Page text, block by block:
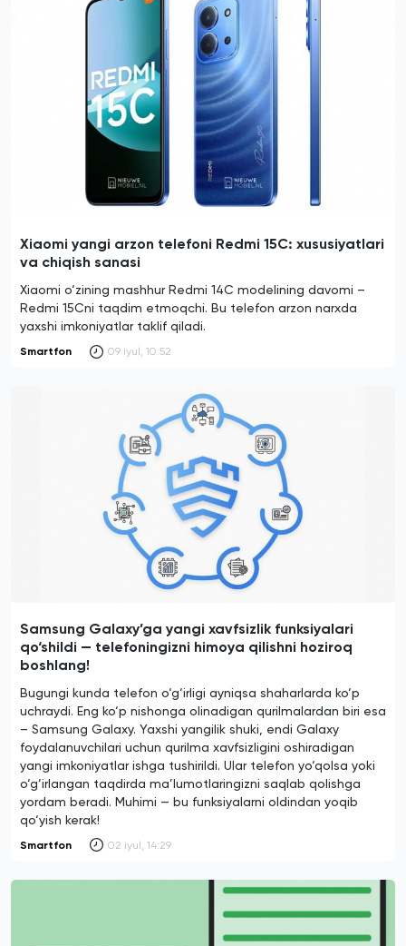
Xiaomi yangi arzon telefoni Redmi 15C: xususiyatlari
va chiqish sanasi
Xiaomi o‘zining mashhur Redmi 14C modelining davomi –
Redmi 15Cni taqdim etmoqchi. Bu telefon arzon narxda
yaxshi imkoniyatlar taklif qiladi.
Smartfon 09 iyul, 10:52
Samsung Galaxy’ga yangi xavfsizlik funksiyalari
qo‘shildi — telefoningizni himoya qilishni hoziroq
boshlang!
Bugungi kunda telefon o‘g‘irligi ayniqsa shaharlarda ko‘p
uchraydi. Eng ko‘p nishonga olinadigan qurilmalardan biri esa
– Samsung Galaxy. Yaxshi yangilik shuki, endi Galaxy
foydalanuvchilari uchun qurilma xavfsizligini oshiradigan
yangi imkoniyatlar ishga tushirildi. Ular telefon yo‘qolsa yoki
o‘g‘irlangan taqdirda ma’lumotlaringizni saqlab qolishga
yordam beradi. Muhimi — bu funksiyalarni oldindan yoqib
qo‘yish kerak!
Smartfon 02 iyul, 14:29